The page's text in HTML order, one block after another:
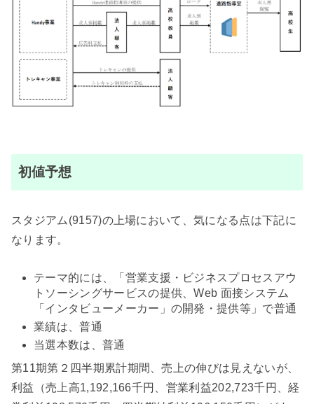
初値予想
スタジアム(9157)の上場において、気になる点は下記に
なります。
テーマ的には、「営業支援・ビジネスプロセスアウ
トソーシングサービスの提供、Web 面接システム
「インタビューメーカー」の開発・提供等」で普通
業績は、普通
当選本数は、普通
第11期第２四半期累計期間、売上の伸びは見えないが、
利益（売上高1,192,166千円、営業利益202,723千円、経